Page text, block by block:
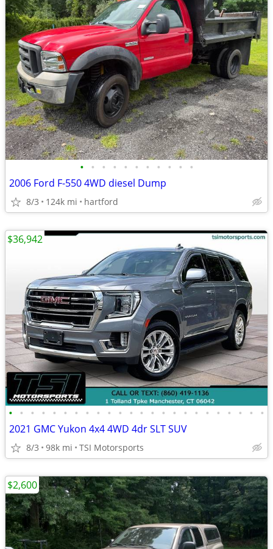
• • • • • • • • • • •
2006 Ford F-550 4WD diesel Dump
8/3 124k mi hartford
• • • • • • • • • • • • • • • • • • • • • • • •
2021 GMC Yukon 4x4 4WD 4dr SLT SUV
8/3 98k mi TSI Motorsports
$36,942
$2,600